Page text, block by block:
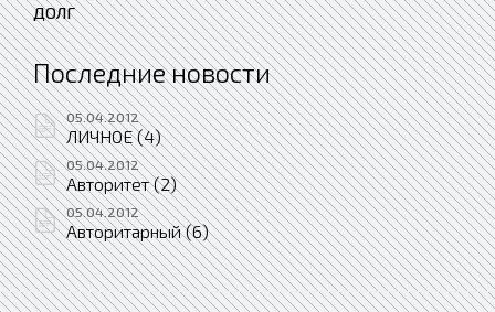
ДОЛГ
Последние новости
05.04.2012
ЛИЧНОЕ (4)
05.04.2012
Авторитет (2)
05.04.2012
Авторитарный (6)